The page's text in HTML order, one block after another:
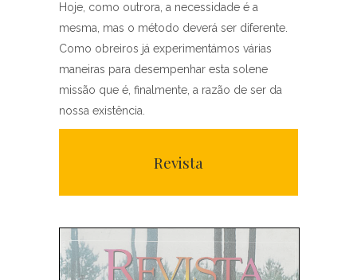
Hoje, como outrora, a necessidade é a
mesma, mas o método deverá ser diferente.
Como obreiros já experimentámos várias
maneiras para desempenhar esta solene
missão que é, finalmente, a razão de ser da
nossa existência.
Revista